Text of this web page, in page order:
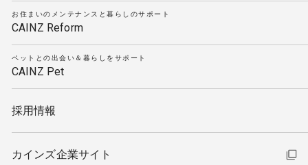
お住まいのメンテナンスと暮らしのサポート
CAINZ Reform
ペットとの出会い＆暮らしをサポート
CAINZ Pet
採用情報
カインズ企業サイト